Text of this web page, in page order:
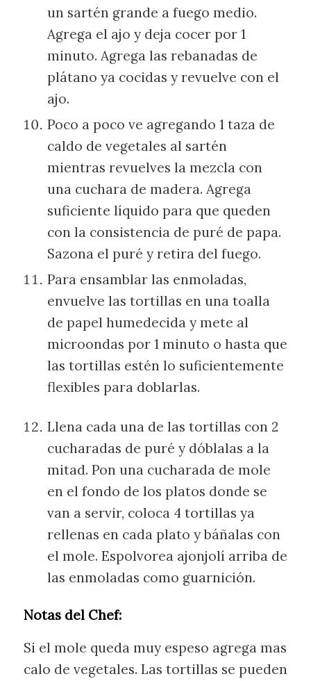
un sartén grande a fuego medio.
Agrega el ajo y deja cocer por 1
minuto. Agrega las rebanadas de
plátano ya cocidas y revuelve con el
ajo.
Poco a poco ve agregando 1 taza de
caldo de vegetales al sartén
mientras revuelves la mezcla con
una cuchara de madera. Agrega
suficiente líquido para que queden
con la consistencia de puré de papa.
Sazona el puré y retira del fuego.
Para ensamblar las enmoladas,
envuelve las tortillas en una toalla
de papel humedecida y mete al
microondas por 1 minuto o hasta que
las tortillas estén lo suficientemente
flexibles para doblarlas.
Llena cada una de las tortillas con 2
cucharadas de puré y dóblalas a la
mitad. Pon una cucharada de mole
en el fondo de los platos donde se
van a servir, coloca 4 tortillas ya
rellenas en cada plato y báñalas con
el mole. Espolvorea ajonjolí arriba de
las enmoladas como guarnición.
Notas del Chef:
Si el mole queda muy espeso agrega mas
calo de vegetales. Las tortillas se pueden